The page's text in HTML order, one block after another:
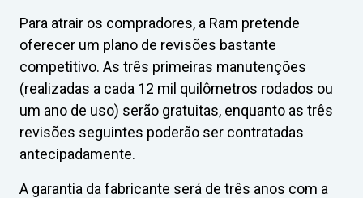
Para atrair os compradores, a Ram pretende
oferecer um plano de revisões bastante
competitivo. As três primeiras manutenções
(realizadas a cada 12 mil quilômetros rodados ou
um ano de uso) serão gratuitas, enquanto as três
revisões seguintes poderão ser contratadas
antecipadamente.
A garantia da fabricante será de três anos com a